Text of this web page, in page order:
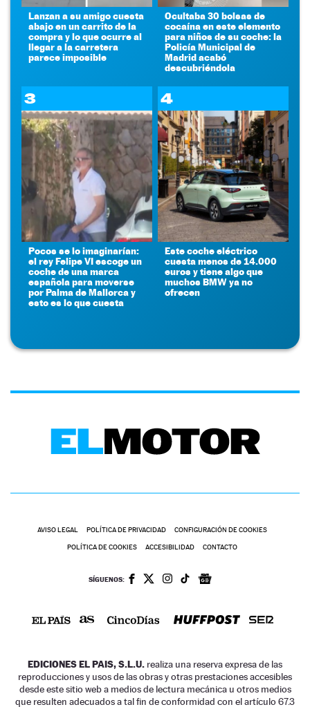
Lanzan a su amigo cuesta
abajo en un carrito de la
compra y lo que ocurre al
llegar a la carretera
parece imposible
Ocultaba 30 bolsas de
cocaína en este elemento
para niños de su coche: la
Policía Municipal de
Madrid acabó
descubriéndola
3
Pocos se lo imaginarían:
el rey Felipe VI escoge un
coche de una marca
española para moverse
por Palma de Mallorca y
esto es lo que cuesta
4
Este coche eléctrico
cuesta menos de 14.000
euros y tiene algo que
muchos BMW ya no
ofrecen
AVISO LEGAL POLÍTICA DE PRIVACIDAD CONFIGURACIÓN DE COOKIES
POLÍTICA DE COOKIES ACCESIBILIDAD CONTACTO
SÍGUENOS:
EDICIONES EL PAIS, S.L.U. realiza una reserva expresa de las
reproducciones y usos de las obras y otras prestaciones accesibles
desde este sitio web a medios de lectura mecánica u otros medios
que resulten adecuados a tal fin de conformidad con el artículo 67.3